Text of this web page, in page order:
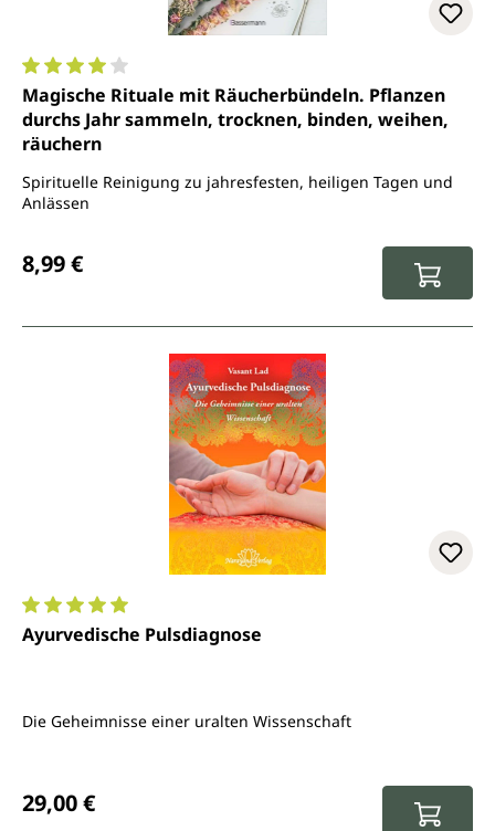
Durchschnittliche Bewertung von 4 von 5 Sternen
Magische Rituale mit Räucherbündeln. Pflanzen
durchs Jahr sammeln, trocknen, binden, weihen,
räuchern
Spirituelle Reinigung zu jahresfesten, heiligen Tagen und
Anlässen
8,99 €
Durchschnittliche Bewertung von 5 von 5 Sternen
Ayurvedische Pulsdiagnose
Die Geheimnisse einer uralten Wissenschaft
29,00 €